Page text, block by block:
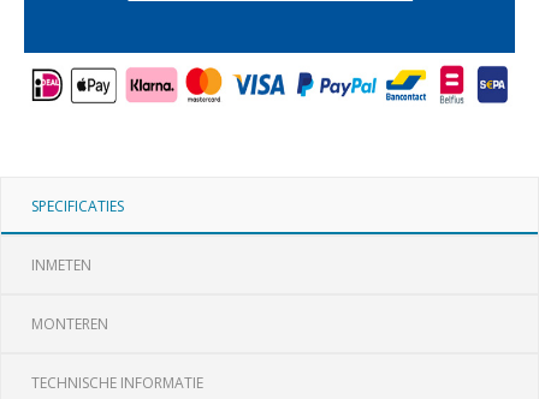
SPECIFICATIES
INMETEN
MONTEREN
TECHNISCHE INFORMATIE